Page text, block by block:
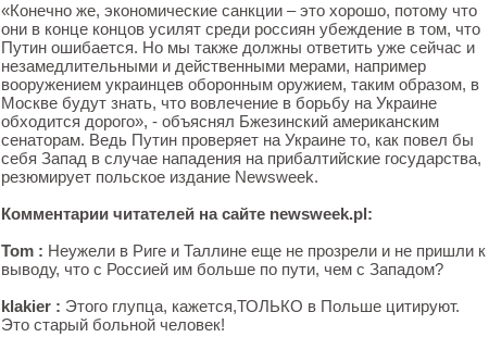
«Конечно же, экономические санкции – это хорошо, потому что
они в конце концов усилят среди россиян убеждение в том, что
Путин ошибается. Но мы также должны ответить уже сейчас и
незамедлительными и действенными мерами, например
вооружением украинцев оборонным оружием, таким образом, в
Москве будут знать, что вовлечение в борьбу на Украине
обходится дорого», - объяснял Бжезинский американским
сенаторам. Ведь Путин проверяет на Украине то, как повел бы
себя Запад в случае нападения на прибалтийские государства,
резюмирует польское издание Newsweek.
Комментарии читателей на сайте newsweek.pl:
Tom : Неужели в Риге и Таллине еще не прозрели и не пришли к
выводу, что с Россией им больше по пути, чем с Западом?
klakier : Этого глупца, кажется,ТОЛЬКО в Польше цитируют.
Это старый больной человек!